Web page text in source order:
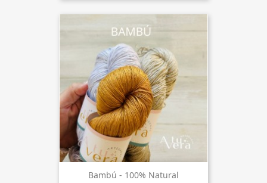
Bambú - 100% Natural